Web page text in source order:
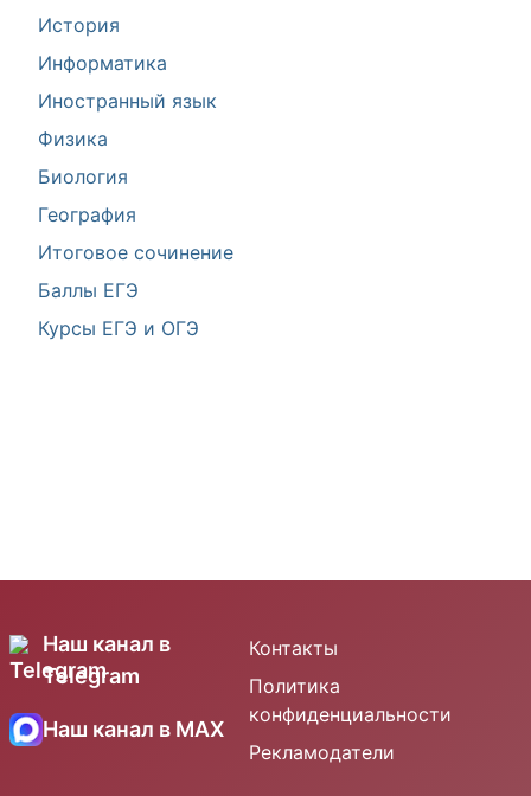
История
Информатика
Иностранный язык
Физика
Биология
География
Итоговое сочинение
Баллы ЕГЭ
Курсы ЕГЭ и ОГЭ
Наш канал в
Telegram
Наш канал в MAX
Контакты
Политика
конфиденциальности
Рекламодатели